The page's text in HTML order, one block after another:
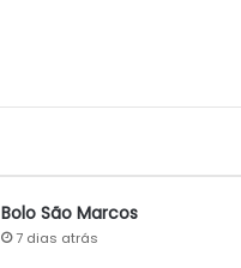
Bolo São Marcos
7 dias atrás